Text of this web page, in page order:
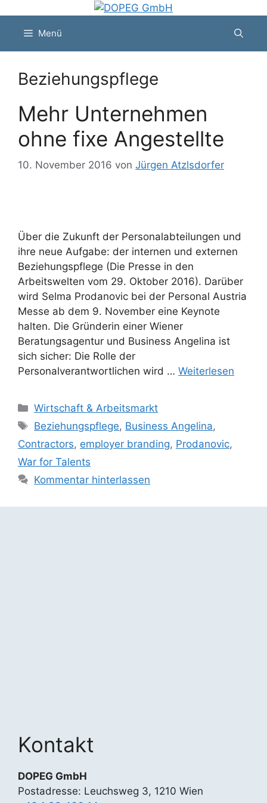
springenMenü
Beziehungspflege
Mehr Unternehmen
ohne fixe Angestellte
10. November 2016 von Jürgen Atzlsdorfer
Über die Zukunft der Personalabteilungen und
ihre neue Aufgabe: der internen und externen
Beziehungspflege (Die Presse in den
Arbeitswelten vom 29. Oktober 2016). Darüber
wird Selma Prodanovic bei der Personal Austria
Messe ab dem 9. November eine Keynote
halten. Die Gründerin einer Wiener
Beratungsagentur und Business Angelina ist
sich sicher: Die Rolle der
Personalverantwortlichen wird … Weiterlesen
Kategorien
Wirtschaft & Arbeitsmarkt
Schlagwörter
Beziehungspflege, Business Angelina,
Contractors, employer branding, Prodanovic,
War for Talents
Kommentar hinterlassen
Kontakt
DOPEG GmbH
Postadresse: Leuchsweg 3, 1210 Wien